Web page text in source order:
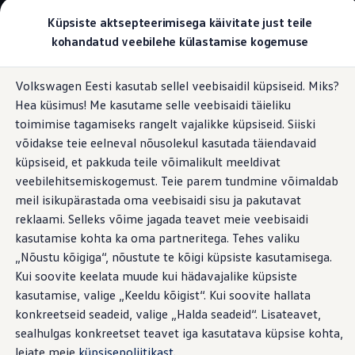
Küpsiste aktsepteerimisega käivitate just teile
kohandatud veebilehe külastamise kogemuse
Volkswagen Eesti kasutab sellel veebisaidil küpsiseid. Miks?
Hea küsimus! Me kasutame selle veebisaidi täieliku
toimimise tagamiseks rangelt vajalikke küpsiseid. Siiski
võidakse teie eelneval nõusolekul kasutada täiendavaid
küpsiseid, et pakkuda teile võimalikult meeldivat
veebilehitsemiskogemust. Teie parem tundmine võimaldab
meil isikupärastada oma veebisaidi sisu ja pakutavat
reklaami. Selleks võime jagada teavet meie veebisaidi
kasutamise kohta ka oma partneritega. Tehes valiku
„Nõustu kõigiga“, nõustute te kõigi küpsiste kasutamisega.
Kui soovite keelata muude kui hädavajalike küpsiste
kasutamise, valige „Keeldu kõigist“. Kui soovite hallata
konkreetseid seadeid, valige „Halda seadeid“. Lisateavet,
sealhulgas konkreetset teavet iga kasutatava küpsise kohta,
leiate meie küpsisepoliitikast.
põhisisu
juurde
jaluse
juurde
Valige oma Volkswagen
Mudelid ja konfiguraator
Uus ID. Cross
Konfigureeri
Volkswageni tarbesõidukid. Igaks ülesandeks valmis
Volkswagen laoautode e-pood
Pakkumised ja teenused
Juubelipakkumine
Autovahetus
Garantii
Volkswagen laoautode e-pood
Tasuta registreerimistasu sinu uuele Volkswagenile!
Tiguani pistikhübriid
Elektriautod ja hübriidautod
Golf eHybrid
Tiguan eHybrid
Passat eHybrid
Tayron eHybrid
Touareg eHybrid
Ära iial ütle iial
ID. teadmised
Information
Põrandamatid
Põrandamattidega on niiskusel ja mustusel teie sõidukis
probleeme peaaegu võimatu tekitada. Kvaliteetsed
põrandamatid on valmistatud mõõdu järgi ja kaitsevad
jalaruumi.